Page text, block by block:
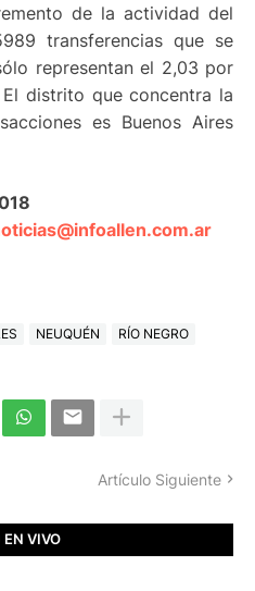
de la actividad del
transferencias que se
representan el 2,03 por
distrito que concentra la
es Buenos Aires
NEUQUÉN
RÍO NEGRO
Artículo Siguiente
VIVO